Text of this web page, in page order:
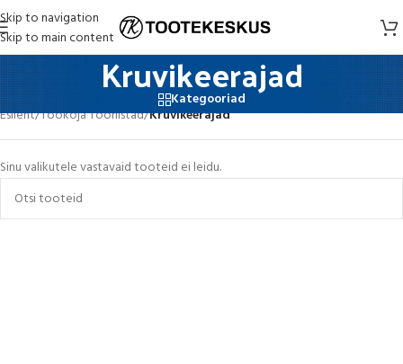
Skip to navigation
Skip to main content
Kruvikeerajad
Kategooriad
Esileht/Töökoja Tööriistad/Kruvikeerajad
Sinu valikutele vastavaid tooteid ei leidu.